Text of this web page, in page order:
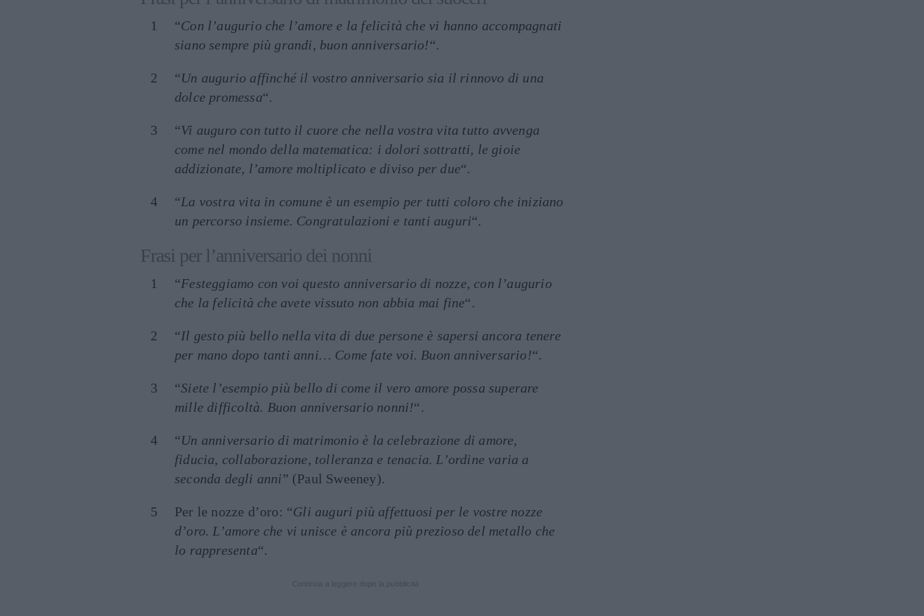
“Con l’augurio che l’amore e la felicità che vi hanno accompagnati
siano sempre più grandi, buon anniversario!“.
“Un augurio affinché il vostro anniversario sia il rinnovo di una
dolce promessa“.
“Vi auguro con tutto il cuore che nella vostra vita tutto avvenga
come nel mondo della matematica: i dolori sottratti, le gioie
addizionate, l’amore moltiplicato e diviso per due“.
“La vostra vita in comune è un esempio per tutti coloro che iniziano
un percorso insieme. Congratulazioni e tanti auguri“.
Frasi per l’anniversario dei nonni
“Festeggiamo con voi questo anniversario di nozze, con l’augurio
che la felicità che avete vissuto non abbia mai fine“.
“Il gesto più bello nella vita di due persone è sapersi ancora tenere
per mano dopo tanti anni… Come fate voi. Buon anniversario!“.
“Siete l’esempio più bello di come il vero amore possa superare
mille difficoltà. Buon anniversario nonni!“.
“Un anniversario di matrimonio è la celebrazione di amore,
fiducia, collaborazione, tolleranza e tenacia. L’ordine varia a
seconda degli anni” (Paul Sweeney).
Per le nozze d’oro: “Gli auguri più affettuosi per le vostre nozze
d’oro. L’amore che vi unisce è ancora più prezioso del metallo che
lo rappresenta“.